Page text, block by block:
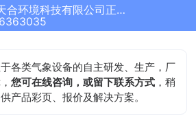
山东天合环境科技有限公司正在为您服务
各类气象设备的自主研发、生产，厂
您可在线咨询，或留下联系方式 ，稍
产品彩页、报价及解决方案。